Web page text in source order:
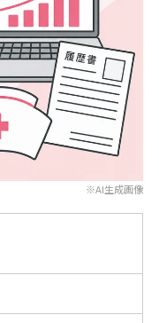
※AI生成画像